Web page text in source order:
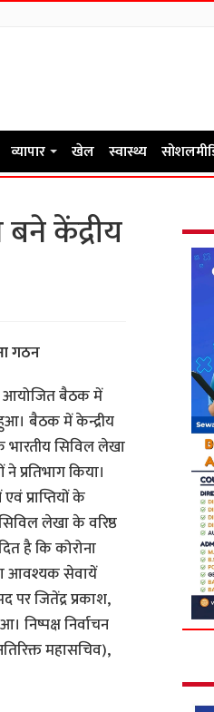
व्यापार खेल स्वास्थ्य
बने केंद्रीय
गठन
आयोजित बैठक में
बैठक में केन्द्रीय
भारतीय सिविल लेखा
प्रतिभाग किया।
प्राप्तियों के
लेखा के वरिष्ठ
है कि कोरोना
आवश्यक सेवायें
पर जितेंद्र प्रकाश,
निष्पक्ष निर्वाचन
महासचिव),